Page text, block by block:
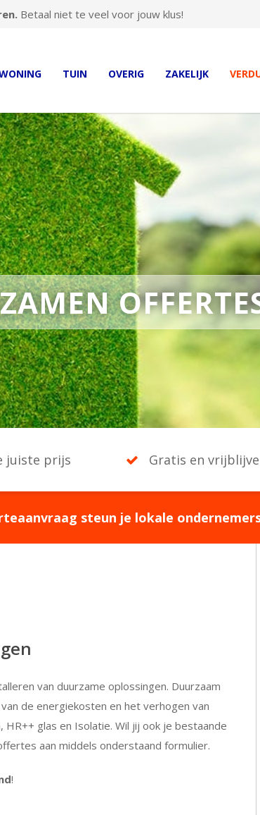
Betaal niet te veel voor jouw klus!
TUIN OVERIG ZAKELIJK
juiste prijs Gratis en
steun je lokale
van duurzame oplossingen. Duurzaam
de energiekosten en het verhogen van
glas en Isolatie. Wil jij ook je bestaande
aan middels onderstaand formulier.
!